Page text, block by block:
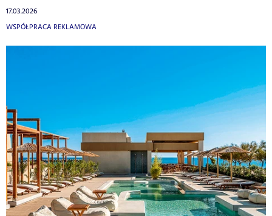
17.03.2026
WSPÓŁPRACA REKLAMOWA